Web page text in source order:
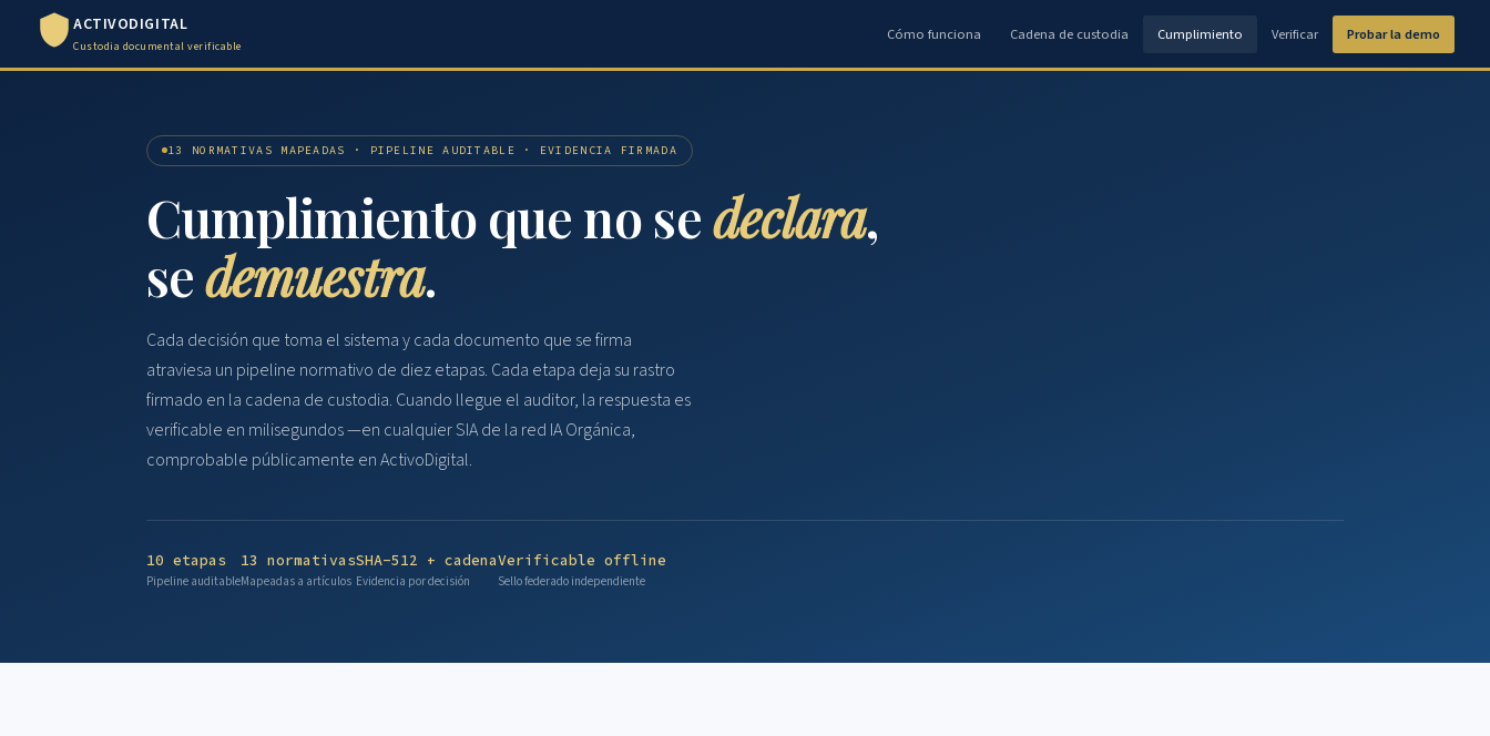
ACTIVODIGITAL
Custodia documental verificable
Cómo funciona Cadena de custodia Cumplimiento Verificar Probar la demo
13 NORMATIVAS MAPEADAS · PIPELINE AUDITABLE · EVIDENCIA FIRMADA
Cumplimiento que no sedeclara,
sedemuestra.
Cada decisión que toma el sistema y cada documento que se firma
atraviesa un pipeline normativo de diez etapas. Cada etapa deja su rastro
firmado en la cadena de custodia. Cuando llegue el auditor, la respuesta es
verificable en milisegundos —en cualquier SIA de la red IA Orgánica,
comprobable públicamente en ActivoDigital.
10 etapas
Pipeline auditable
13 normativas
Mapeadas a artículos
SHA-512 + cadena
Evidencia por decisión
Verificable offline
Sello federado independiente